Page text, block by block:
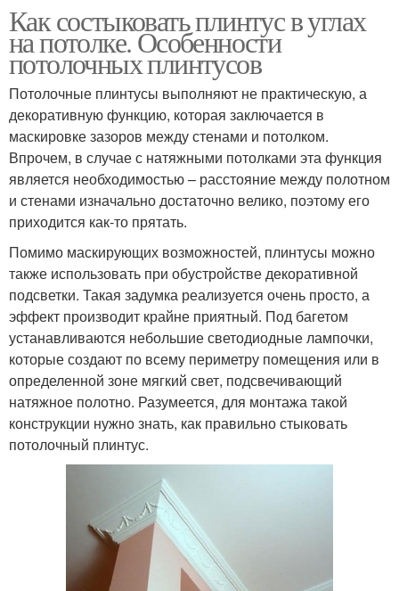
Как состыковать плинтус в углах
на потолке. Особенности
потолочных плинтусов
Потолочные плинтусы выполняют не практическую, а
декоративную функцию, которая заключается в
маскировке зазоров между стенами и потолком.
Впрочем, в случае с натяжными потолками эта функция
является необходимостью – расстояние между полотном
и стенами изначально достаточно велико, поэтому его
приходится как-то прятать.
Помимо маскирующих возможностей, плинтусы можно
также использовать при обустройстве декоративной
подсветки. Такая задумка реализуется очень просто, а
эффект производит крайне приятный. Под багетом
устанавливаются небольшие светодиодные лампочки,
которые создают по всему периметру помещения или в
определенной зоне мягкий свет, подсвечивающий
натяжное полотно. Разумеется, для монтажа такой
конструкции нужно знать, как правильно стыковать
потолочный плинтус.